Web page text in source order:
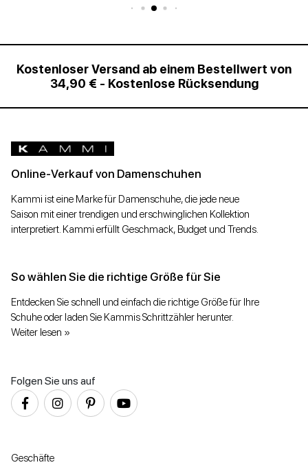
Kostenloser Versand ab einem Bestellwert von
34,90 € - Kostenlose Rücksendung
Online-Verkauf von Damenschuhen
Kammi ist eine Marke für Damenschuhe, die jede neue
Saison mit einer trendigen und erschwinglichen Kollektion
interpretiert. Kammi erfüllt Geschmack, Budget und Trends.
So wählen Sie die richtige Größe für Sie
Entdecken Sie schnell und einfach die richtige Größe für Ihre
Schuhe oder laden Sie Kammis Schrittzähler herunter.
Weiter lesen »
Folgen Sie uns auf
Geschäfte